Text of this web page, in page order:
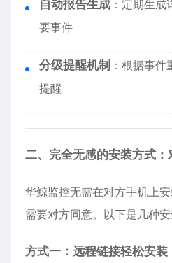
自动报告生成 ：定期生
要事件
分级提醒机制 ：根据事
提醒
二、完全无感的安装方式：
华鲸监控无需在对方手机上
需要对方同意。以下是几种
方式一：远程链接轻松安装